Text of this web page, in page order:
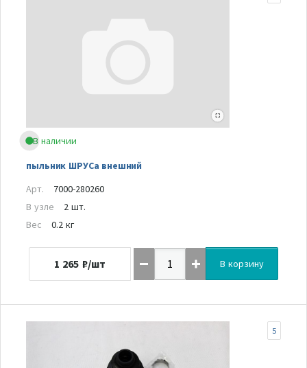
В наличии
пыльник ШРУСа внешний
Арт.
7000-280260
В узле
2 шт.
Вес
0.2 кг
1 265 ₽/шт В корзину
5